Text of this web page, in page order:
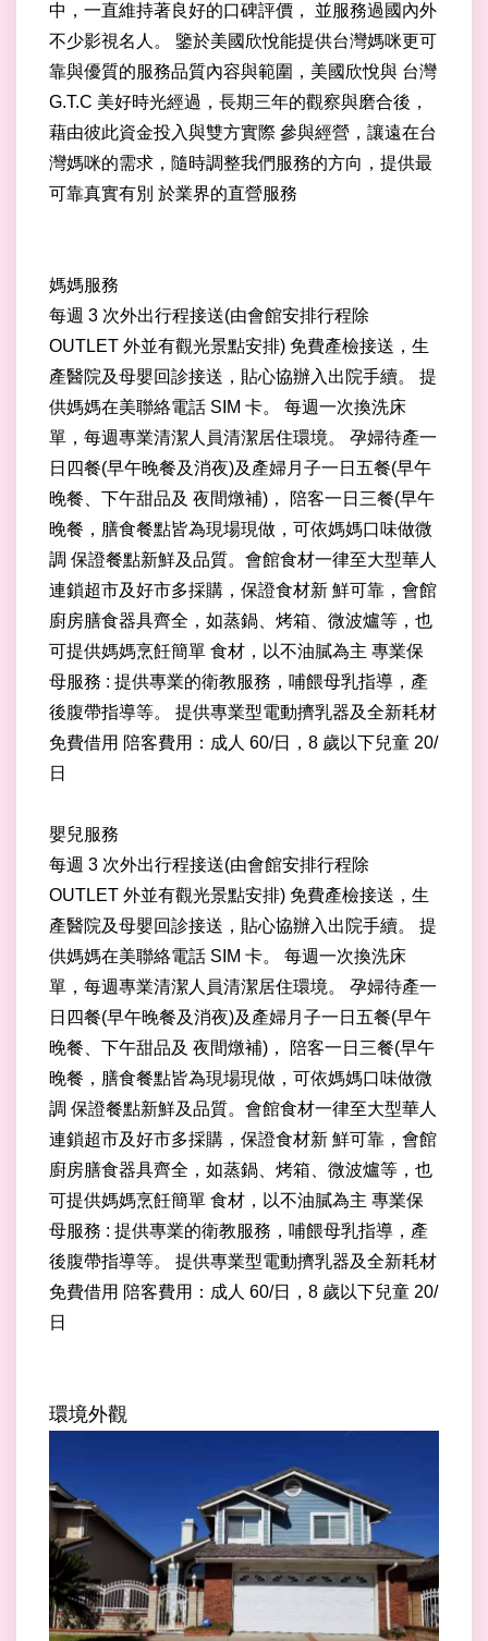
中，一直維持著良好的口碑評價， 並服務過國內外
不少影視名人。 鑒於美國欣悅能提供台灣媽咪更可
靠與優質的服務品質內容與範圍，美國欣悅與 台灣
G.T.C 美好時光經過，長期三年的觀察與磨合後，
藉由彼此資金投入與雙方實際 參與經營，讓遠在台
灣媽咪的需求，隨時調整我們服務的方向，提供最
可靠真實有別 於業界的直營服務
媽媽服務
每週 3 次外出行程接送(由會館安排行程除
OUTLET 外並有觀光景點安排) 免費產檢接送，生
產醫院及母嬰回診接送，貼心協辦入出院手續。 提
供媽媽在美聯絡電話 SIM 卡。 每週一次換洗床
單，每週專業清潔人員清潔居住環境。 孕婦待產一
日四餐(早午晚餐及消夜)及產婦月子一日五餐(早午
晚餐、下午甜品及 夜間燉補)， 陪客一日三餐(早午
晚餐，膳食餐點皆為現場現做，可依媽媽口味做微
調 保證餐點新鮮及品質。會館食材一律至大型華人
連鎖超市及好市多採購，保證食材新 鮮可靠，會館
廚房膳食器具齊全，如蒸鍋、烤箱、微波爐等，也
可提供媽媽烹飪簡單 食材，以不油膩為主 專業保
母服務 : 提供專業的衛教服務，哺餵母乳指導，產
後腹帶指導等。 提供專業型電動擠乳器及全新耗材
免費借用 陪客費用：成人 60/日，8 歲以下兒童 20/
日
嬰兒服務
每週 3 次外出行程接送(由會館安排行程除
OUTLET 外並有觀光景點安排) 免費產檢接送，生
產醫院及母嬰回診接送，貼心協辦入出院手續。 提
供媽媽在美聯絡電話 SIM 卡。 每週一次換洗床
單，每週專業清潔人員清潔居住環境。 孕婦待產一
日四餐(早午晚餐及消夜)及產婦月子一日五餐(早午
晚餐、下午甜品及 夜間燉補)， 陪客一日三餐(早午
晚餐，膳食餐點皆為現場現做，可依媽媽口味做微
調 保證餐點新鮮及品質。會館食材一律至大型華人
連鎖超市及好市多採購，保證食材新 鮮可靠，會館
廚房膳食器具齊全，如蒸鍋、烤箱、微波爐等，也
可提供媽媽烹飪簡單 食材，以不油膩為主 專業保
母服務 : 提供專業的衛教服務，哺餵母乳指導，產
後腹帶指導等。 提供專業型電動擠乳器及全新耗材
免費借用 陪客費用：成人 60/日，8 歲以下兒童 20/
日
環境外觀